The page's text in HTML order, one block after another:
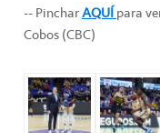
-- PincharAQUÍpara
Cobos (CBC)